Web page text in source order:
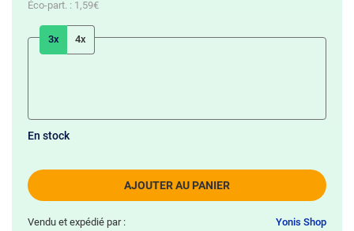
Réduction de :
Éco-part. : 1,59€
3x 4x
AJOUTER AU PANIER
En stock
Vendu et expédié par : Yonis Shop